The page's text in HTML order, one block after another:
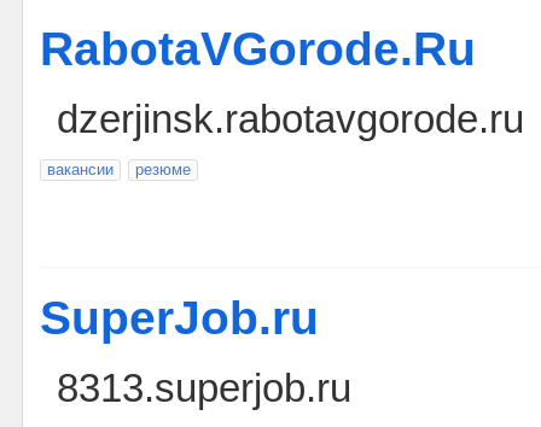
RabotaVGorode.Ru
dzerjinsk.rabotavgorode.ru
вакансии резюме
SuperJob.ru
8313.superjob.ru